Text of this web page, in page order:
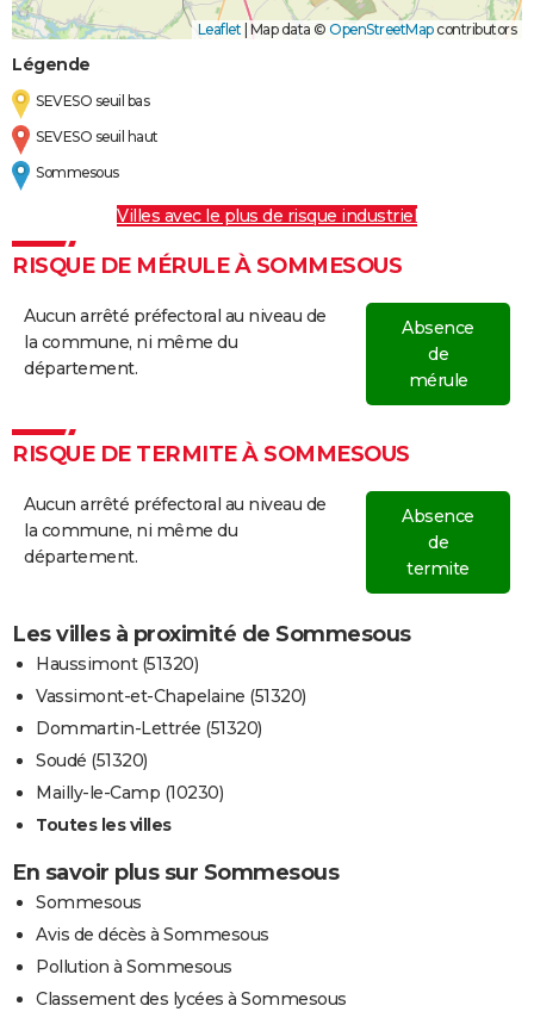
Leaflet Map data © OpenStreetMapcontributors
Légende
SEVESO seuil bas
SEVESO seuil haut
Sommesous
Villes avec le plus de risque industriel
RISQUE DE MÉRULE À SOMMESOUS
Aucun arrêté préfectoral au niveau de
la commune, ni même du
département.
Absence
de
mérule
RISQUE DE TERMITE À SOMMESOUS
Aucun arrêté préfectoral au niveau de
la commune, ni même du
département.
Absence
de
termite
Les villes à proximité de Sommesous
Haussimont (51320)
Vassimont-et-Chapelaine (51320)
Dommartin-Lettrée (51320)
Soudé (51320)
Mailly-le-Camp (10230)
Toutes les villes
En savoir plus sur Sommesous
Sommesous
Avis de décès à Sommesous
Pollution à Sommesous
Classement des lycées à Sommesous